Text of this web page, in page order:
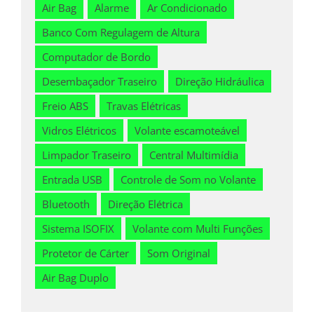
Air Bag Alarme
Ar Condicionado
Banco Com Regulagem de Altura
Computador de Bordo
Desembaçador Traseiro
Direção Hidráulica
Freio ABS
Travas Elétricas
Vidros Elétricos
Volante escamoteável
Limpador Traseiro
Central Multimídia
Entrada USB
Controle de Som no Volante
Bluetooth
Direção Elétrica
Sistema ISOFIX
Volante com Multi Funções
Protetor de Cárter
Som Original
Air Bag Duplo